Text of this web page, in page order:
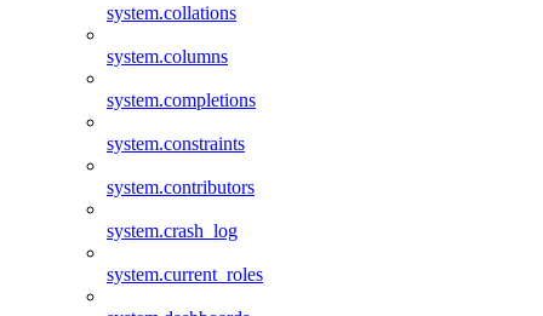
system.collations
system.columns
system.completions
system.constraints
system.contributors
system.crash_log
system.current_roles